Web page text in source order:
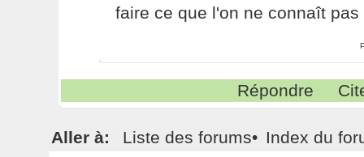
faire ce que l'on ne connaît pas
Répondre
Aller à: Liste des forums• Index du